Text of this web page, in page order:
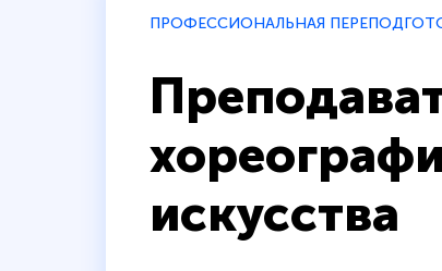
ПРОФЕССИОНАЛЬНАЯ
искусства